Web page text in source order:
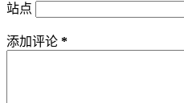
站点
添加评论 *